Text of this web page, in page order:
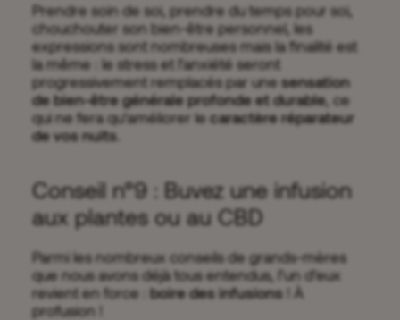
Prendre soin de soi, prendre du temps pour soi,
chouchouter son bien-être personnel, les
expressions sont nombreuses mais la finalité est
la même : le stress et l’anxiété seront
progressivement remplacés par une sensation
de bien-être générale profonde et durable, ce
qui ne fera qu’améliorer le caractère réparateur
de vos nuits
Conseil n°9 : Buvez une infusion
aux plantes ou au CBD
Parmi les nombreux conseils de grands-mères
que nous avons déjà tous entendus, l’un d’eux
revient en force : boire des infusions ! À
profusion !